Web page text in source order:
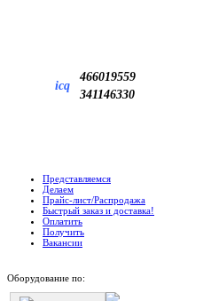
icq
466019559
341146330
Представляемся
Делаем
Прайс-лист/Распродажа
Быстрый заказ и доставка!
Оплатить
Получить
Вакансии
Оборудование по: